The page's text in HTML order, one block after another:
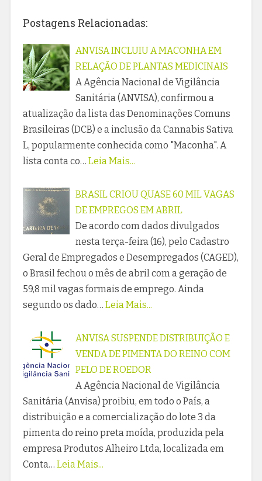
Postagens Relacionadas:
ANVISA INCLUIU A MACONHA EM
RELAÇÃO DE PLANTAS MEDICINAIS
A Agência Nacional de Vigilância
Sanitária (ANVISA), confirmou a
atualização da lista das Denominações Comuns
Brasileiras (DCB) e a inclusão da Cannabis Sativa
L, popularmente conhecida como "Maconha". A
lista conta co… Leia Mais...
BRASIL CRIOU QUASE 60 MIL VAGAS
DE EMPREGOS EM ABRIL
De acordo com dados divulgados
nesta terça-feira (16), pelo Cadastro
Geral de Empregados e Desempregados (CAGED),
o Brasil fechou o mês de abril com a geração de
59,8 mil vagas formais de emprego. Ainda
segundo os dado… Leia Mais...
ANVISA SUSPENDE DISTRIBUIÇÃO E
VENDA DE PIMENTA DO REINO COM
PELO DE ROEDOR
A Agência Nacional de Vigilância
Sanitária (Anvisa) proibiu, em todo o País, a
distribuição e a comercialização do lote 3 da
pimenta do reino preta moída, produzida pela
empresa Produtos Alheiro Ltda, localizada em
Conta… Leia Mais...